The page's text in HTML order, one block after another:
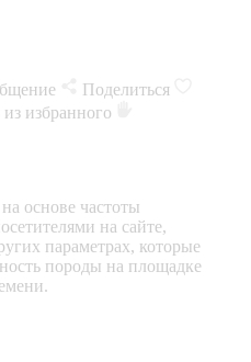
Поделиться
из избранного
основе частоты
на сайте,
параметрах, которые
породы на площадке